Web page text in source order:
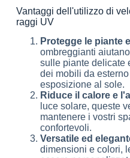
Vantaggi dell'utilizzo di
raggi UV
Protegge le piante
ombreggianti
sulle piante delicate
dei mobili da
esposizione al sole.
Riduce il calore e
luce solare, queste
mantenere i vostri
confortevoli.
Versatile ed
dimensioni e colori,